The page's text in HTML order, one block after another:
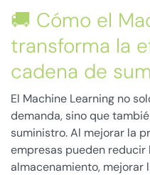
🚚 Cómo el
transforma la
cadena de
El Machine Learning no
demanda, sino que
suministro. Al mejorar la
empresas pueden reducir
almacenamiento, mejorar